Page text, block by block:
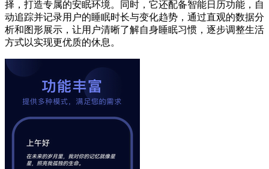
择，打造专属的安眠环境。同时，它还配备智能日历功能，自
动追踪并记录用户的睡眠时长与变化趋势，通过直观的数据分
析和图形展示，让用户清晰了解自身睡眠习惯，逐步调整生活
方式以实现更优质的休息。